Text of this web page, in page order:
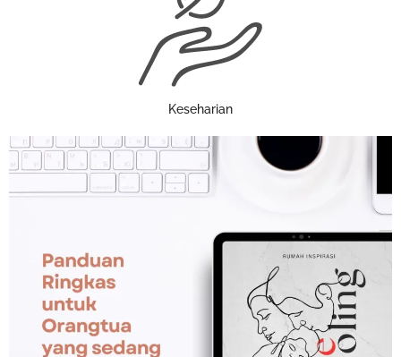
Keseharian